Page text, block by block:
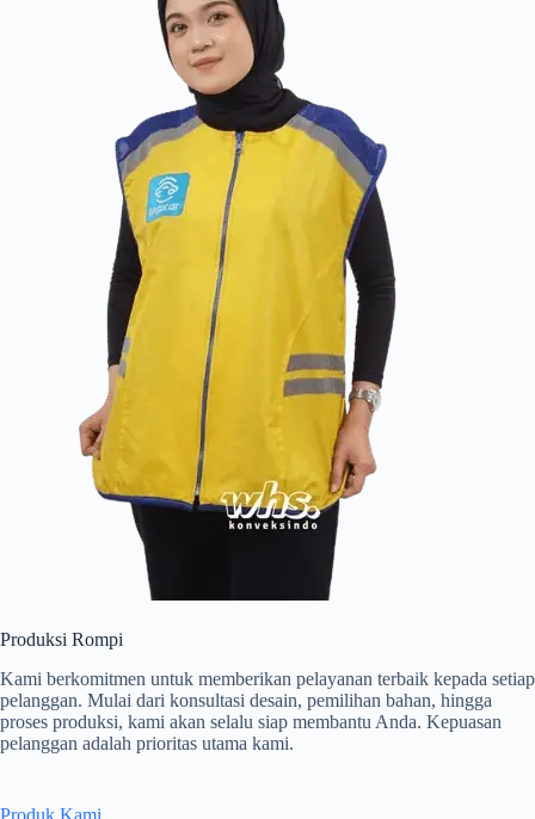
Produksi Rompi
Kami berkomitmen untuk memberikan pelayanan terbaik kepada setiap
pelanggan. Mulai dari konsultasi desain, pemilihan bahan, hingga
proses produksi, kami akan selalu siap membantu Anda. Kepuasan
pelanggan adalah prioritas utama kami.
Produk Kami